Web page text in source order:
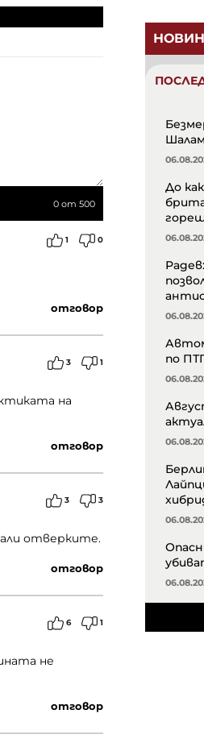
0 от 500
1 0
отговор
3 1
на
отговор
3 3
отверките.
отговор
6 1
не
отговор
До
по